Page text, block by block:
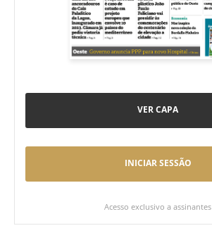
VER CAPA
INICIAR SESSÃO
Acesso exclusivo a assinantes